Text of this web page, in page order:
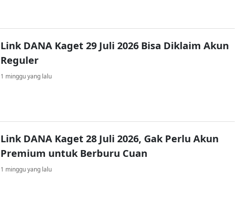
Link DANA Kaget 29 Juli 2026 Bisa Diklaim Akun
Reguler
1 minggu yang lalu
Link DANA Kaget 28 Juli 2026, Gak Perlu Akun
Premium untuk Berburu Cuan
1 minggu yang lalu